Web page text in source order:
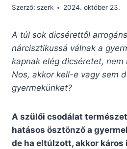
Szerző: szerk 2024. október 23.
A túl sok dicsérettől
nárcisztikussá válnak a
kapnak elég dicséretet, nem
Nos, akkor kell-e vagy sem
gyermekünket?
A szülői csodálat
hatásos ösztönző a
de ha eltúlzott, akkor káros